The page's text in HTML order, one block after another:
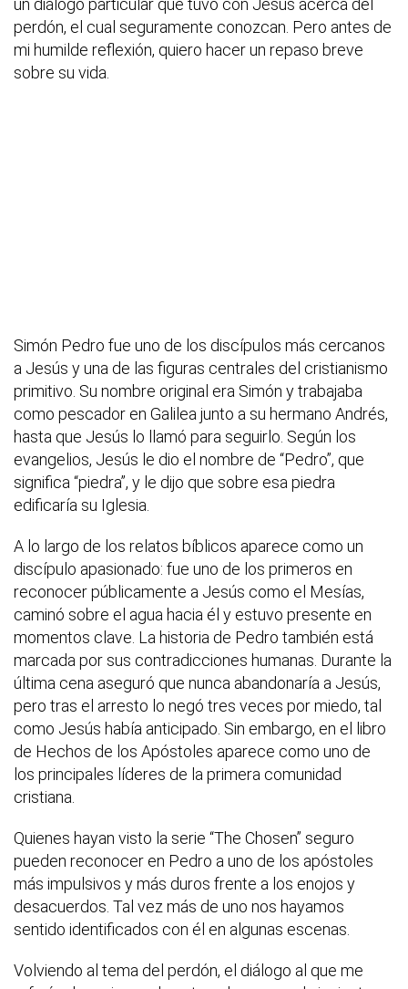
un diálogo particular que tuvo con Jesús acerca del
perdón, el cual seguramente conozcan. Pero antes de
mi humilde reflexión, quiero hacer un repaso breve
sobre su vida.
Simón Pedro fue uno de los discípulos más cercanos
a Jesús y una de las figuras centrales del cristianismo
primitivo. Su nombre original era Simón y trabajaba
como pescador en Galilea junto a su hermano Andrés,
hasta que Jesús lo llamó para seguirlo. Según los
evangelios, Jesús le dio el nombre de “Pedro”, que
significa “piedra”, y le dijo que sobre esa piedra
edificaría su Iglesia.
A lo largo de los relatos bíblicos aparece como un
discípulo apasionado: fue uno de los primeros en
reconocer públicamente a Jesús como el Mesías,
caminó sobre el agua hacia él y estuvo presente en
momentos clave. La historia de Pedro también está
marcada por sus contradicciones humanas. Durante la
última cena aseguró que nunca abandonaría a Jesús,
pero tras el arresto lo negó tres veces por miedo, tal
como Jesús había anticipado. Sin embargo, en el libro
de Hechos de los Apóstoles aparece como uno de
los principales líderes de la primera comunidad
cristiana.
Quienes hayan visto la serie “The Chosen” seguro
pueden reconocer en Pedro a uno de los apóstoles
más impulsivos y más duros frente a los enojos y
desacuerdos. Tal vez más de uno nos hayamos
sentido identificados con él en algunas escenas.
Volviendo al tema del perdón, el diálogo al que me